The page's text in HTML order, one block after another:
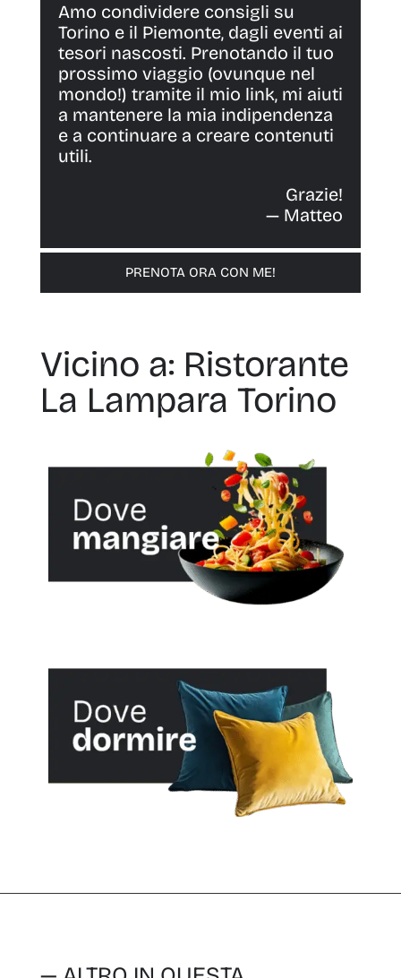
Amo condividere consigli su
Torino e il Piemonte, dagli eventi ai
tesori nascosti. Prenotando il tuo
prossimo viaggio (ovunque nel
mondo!) tramite il mio link, mi aiuti
a mantenere la mia indipendenza
e a continuare a creare contenuti
utili.
Grazie!
— Matteo
PRENOTA ORA CON ME!
Vicino a: Ristorante
La Lampara Torino